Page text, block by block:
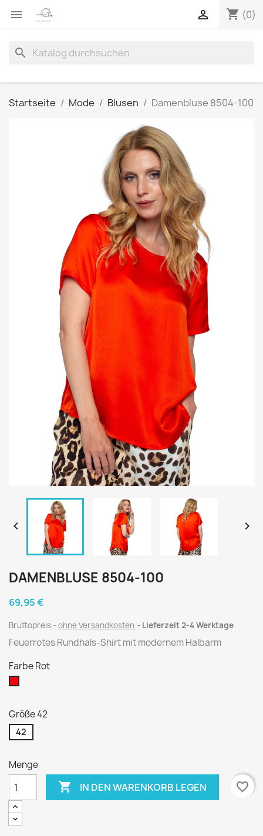
 shopping_cart (0)

search
Startseite Mode Blusen Damenbluse 8504-100
 
DAMENBLUSE 8504-100
69,95 €
Bruttopreis ohne Versandkosten Lieferzeit 2-4 Werktage
Feuerrotes Rundhals-Shirt mit modernem Halbarm
Farbe Rot
Größe 42
42
Menge
 IN DEN WARENKORB LEGEN favorite_border